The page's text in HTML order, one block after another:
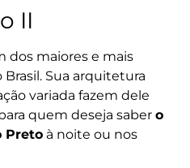
II
dos maiores e mais
Sua arquitetura
variada fazem dele
quem deseja saber o
Preto à noite ou nos